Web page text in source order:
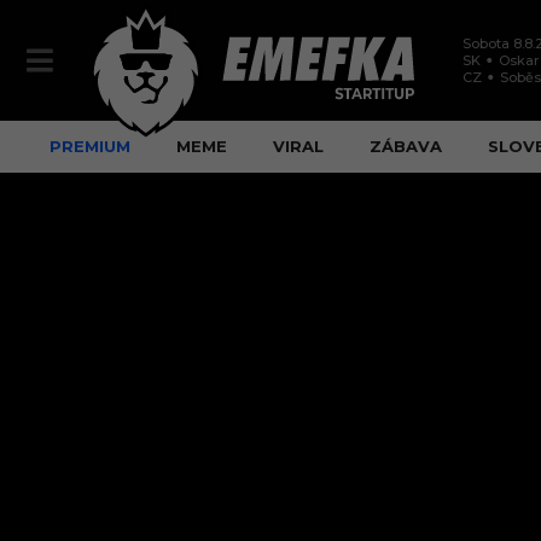
Sobota
SK
Oskar
CZ
PREMIUM MEME VIRAL ZÁBAVA